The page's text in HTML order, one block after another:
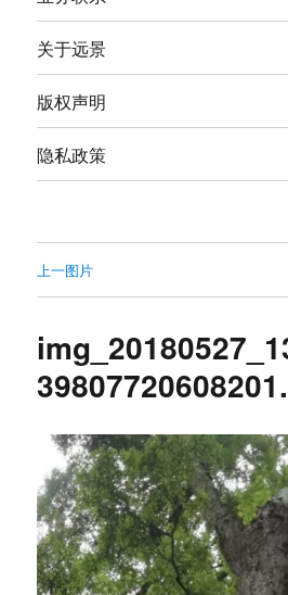
关于远景
版权声明
隐私政策
上一图片